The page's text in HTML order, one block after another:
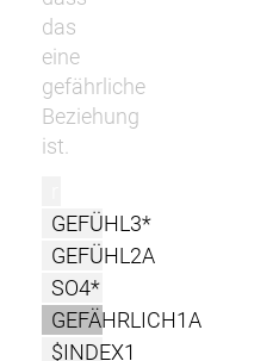
das
eine
gefährliche
Beziehung
ist.
GEFÜHL3*
GEFÜHL2A
SO4*
GEFÄHRLICH1A
$INDEX1